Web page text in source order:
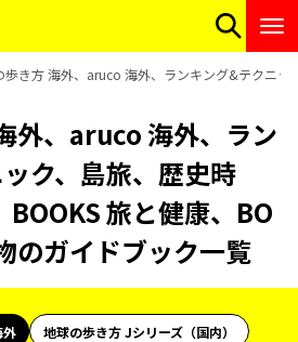
歩き方 海外、aruco 海外、ランキング&テクニッ
外、aruco 海外、ラン
ク、島旅、歴史時
旅と健康、BO
のガイドブック一覧
外
地球の歩き方 Jシリーズ（国内）